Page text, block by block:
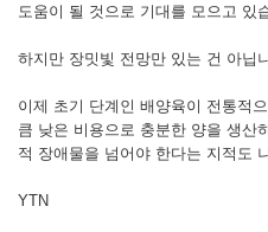
도움이 될 것으로 기대를 모으고 있
하지만 장밋빛 전망만 있는 건 아닙
이제 초기 단계인 배양육이 전통적
큼 낮은 비용으로 충분한 양을 생산
적 장애물을 넘어야 한다는 지적도
YTN